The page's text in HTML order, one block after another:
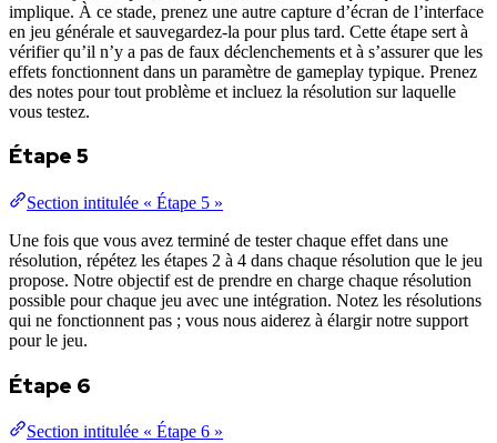
implique. À ce stade, prenez une autre capture d’écran de l’interface
en jeu générale et sauvegardez-la pour plus tard. Cette étape sert à
vérifier qu’il n’y a pas de faux déclenchements et à s’assurer que les
effets fonctionnent dans un paramètre de gameplay typique. Prenez
des notes pour tout problème et incluez la résolution sur laquelle
vous testez.
Étape 5
Section intitulée « Étape 5 »
Une fois que vous avez terminé de tester chaque effet dans une
résolution, répétez les étapes 2 à 4 dans chaque résolution que le jeu
propose. Notre objectif est de prendre en charge chaque résolution
possible pour chaque jeu avec une intégration. Notez les résolutions
qui ne fonctionnent pas ; vous nous aiderez à élargir notre support
pour le jeu.
Étape 6
Section intitulée « Étape 6 »